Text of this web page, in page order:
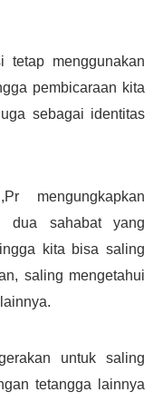
tetap menggunakan
pembicaraan kita
sebagai identitas
mengungkapkan
dua sahabat yang
kita bisa saling
saling mengetahui
untuk saling
tetangga lainnya